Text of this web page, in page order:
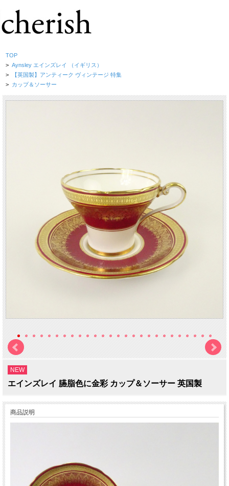
TOP
> Aynsley エインズレイ （イギリス）
> 【英国製】アンティーク ヴィンテージ 特集
> カップ＆ソーサー
NEW
エインズレイ 臙脂色に金彩 カップ＆ソーサー 英国製
商品説明